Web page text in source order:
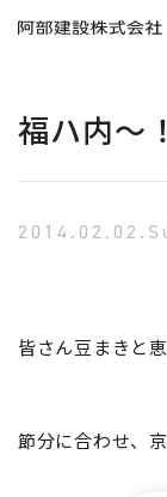
福ハ内～！
皆さん豆まきと
節分に合わせ、